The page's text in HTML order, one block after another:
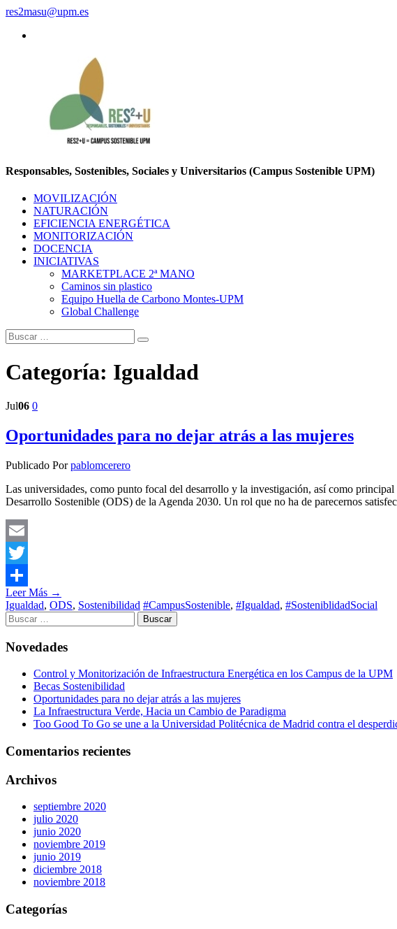
res2masu@upm.es
Responsables, Sostenibles, Sociales y Universitarios (Campus Sostenible UPM)
MOVILIZACIÓN
NATURACIÓN
EFICIENCIA ENERGÉTICA
MONITORIZACIÓN
DOCENCIA
INICIATIVAS
MARKETPLACE 2ª MANO
Caminos sin plastico
Equipo Huella de Carbono Montes-UPM
Global Challenge
Categoría: Igualdad
Jul06 0
Oportunidades para no dejar atrás a las mujeres
Publicado Porpablomcerero
Las universidades, como punto focal del desarrollo y la investigación, así como
Desarrollo Sostenible (ODS) de la Agenda 2030. Un rol que no ha de parecernos
Email
Twitter
Compartir
Leer Más →
Igualdad, ODS, Sostenibilidad #CampusSostenible, #Igualdad, #SosteniblidadSocial
Novedades
Control y Monitorización de Infraestructura Energética en los Campus de la UPM
Becas Sostenibilidad
Oportunidades para no dejar atrás a las mujeres
La Infraestructura Verde, Hacia un Cambio de Paradigma
Too Good To Go se une a la Universidad Politécnica de Madrid contra el
Comentarios recientes
Archivos
septiembre 2020
julio 2020
junio 2020
noviembre 2019
junio 2019
diciembre 2018
noviembre 2018
Categorías